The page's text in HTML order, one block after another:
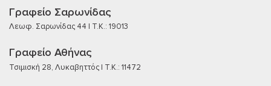
Γραφείο Σαρωνίδας
Λεωφ. Σαρωνίδας 44 | T.K.: 19013
Γραφείο Αθήνας
Τσιμισκή 28, Λυκαβηττός | T.K.: 11472